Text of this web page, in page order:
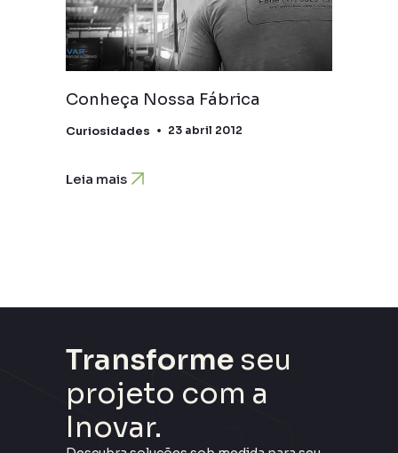
Conheça Nossa Fábrica
Curiosidades 23 abril 2012
Leia mais
Transforme seu
projeto com a
Inovar.